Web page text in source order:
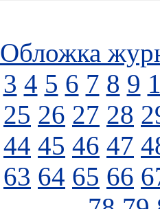
Обложка
3 4 5 6 7 8 9
25 26 27 28
44 45 46 47
63 64 65 66